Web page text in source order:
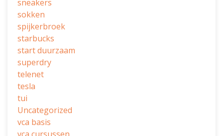
sneakers
sokken
spijkerbroek
starbucks
start duurzaam
superdry
telenet
tesla
tui
Uncategorized
vca basis